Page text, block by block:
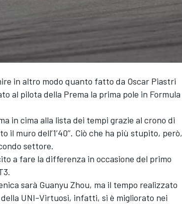
in altro modo quanto fatto da Oscar Piastri
al pilota della Prema la prima pole in Formula
in cima alla lista dei tempi grazie al crono di
il muro dell’1’40’’. Ciò che ha più stupito, però,
settore.
a fare la differenza in occasione del primo
sarà Guanyu Zhou, ma il tempo realizzato
UNI-Virtuosi, infatti, si è migliorato nei